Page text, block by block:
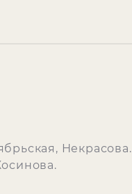
Некрасова.